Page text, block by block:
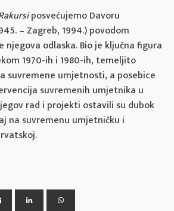
posvećujemo Davoru
– Zagreb, 1994.) povodom
odlaska. Bio je ključna figura
1970-ih i 1980-ih, temeljito
suvremene umjetnosti, a posebice
suvremenih umjetnika u
rad i projekti ostavili su dubok
na suvremenu umjetničku i